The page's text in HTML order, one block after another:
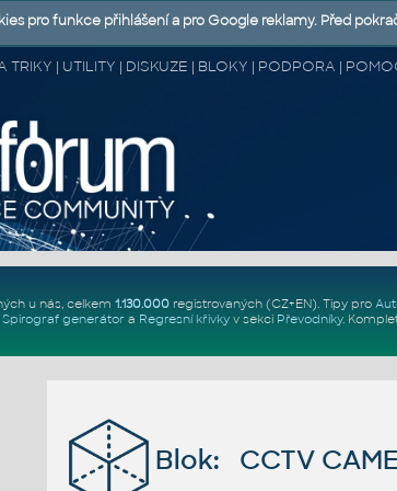
TRIKY | UTILITY | DISKUZE | BLOKY | PODPORA |
u nás, celkem 1.130.000registrovaných (CZ+EN). Tipy pro
Spirograf generátor a Regresní křivkyv sekci Převodníky.
Blok: CCTV
pro funkce přihlášení a pro Google reklamy. Před